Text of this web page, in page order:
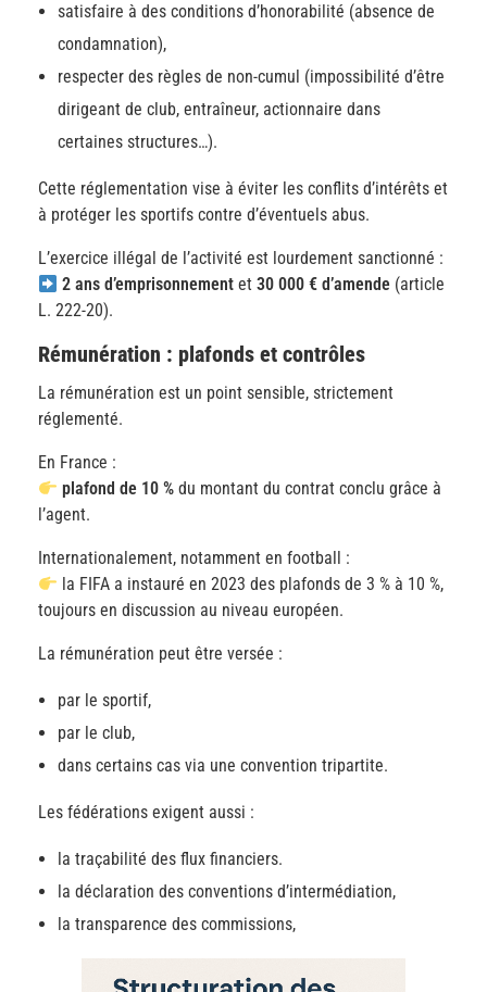
satisfaire à des conditions d’honorabilité (absence de
condamnation),
respecter des règles de non-cumul (impossibilité d’être
dirigeant de club, entraîneur, actionnaire dans
certaines structures…).
Cette réglementation vise à éviter les conflits d’intérêts et
à protéger les sportifs contre d’éventuels abus.
L’exercice illégal de l’activité est lourdement sanctionné :
2 ans d’emprisonnement et30 000 € d’amende (article
L. 222-20).
Rémunération : plafonds et contrôles
La rémunération est un point sensible, strictement
réglementé.
En France :
plafond de 10 % du montant du contrat conclu grâce à
l’agent.
Internationalement, notamment en football :
la FIFA a instauré en 2023 des plafonds de 3 % à 10 %,
toujours en discussion au niveau européen.
La rémunération peut être versée :
par le sportif,
par le club,
dans certains cas via une convention tripartite.
Les fédérations exigent aussi :
la traçabilité des flux financiers.
la déclaration des conventions d’intermédiation,
la transparence des commissions,